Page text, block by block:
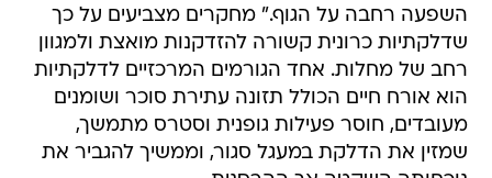
השפעה רחבה על הגוף." מחקרים מצביעים על כך
שדלקתיות כרונית קשורה להזדקנות מואצת ולמגוון
רחב של מחלות. אחד הגורמים המרכזיים לדלקתיות
הוא אורח חיים הכולל תזונה עתירת סוכר ושומנים
מעובדים, חוסר פעילות גופנית וסטרס מתמשך,
שמזין את הדלקת במעגל סגור, וממשיך להגביר את